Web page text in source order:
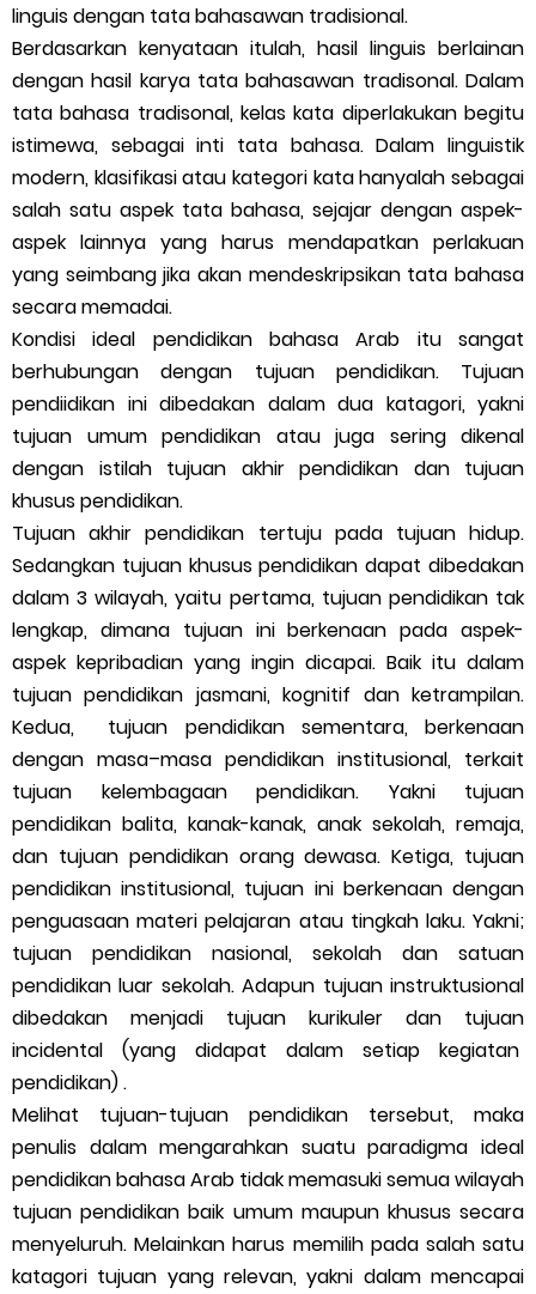
linguis dengan tata bahasawan tradisional.
Berdasarkan kenyataan itulah, hasil linguis berlainan
dengan hasil karya tata bahasawan tradisonal. Dalam
tata bahasa tradisonal, kelas kata diperlakukan begitu
istimewa, sebagai inti tata bahasa. Dalam linguistik
modern, klasifikasi atau kategori kata hanyalah sebagai
salah satu aspek tata bahasa, sejajar dengan aspek-
aspek lainnya yang harus mendapatkan perlakuan
yang seimbang jika akan mendeskripsikan tata bahasa
secara memadai.
Kondisi ideal pendidikan bahasa Arab itu sangat
berhubungan dengan tujuan pendidikan. Tujuan
pendiidikan ini dibedakan dalam dua katagori, yakni
tujuan umum pendidikan atau juga sering dikenal
dengan istilah tujuan akhir pendidikan dan tujuan
khusus pendidikan.
Tujuan akhir pendidikan tertuju pada tujuan hidup.
Sedangkan tujuan khusus pendidikan dapat dibedakan
dalam 3 wilayah, yaitu pertama, tujuan pendidikan tak
lengkap, dimana tujuan ini berkenaan pada aspek-
aspek kepribadian yang ingin dicapai. Baik itu dalam
tujuan pendidikan jasmani, kognitif dan ketrampilan.
Kedua, tujuan pendidikan sementara, berkenaan
dengan masa–masa pendidikan institusional, terkait
tujuan kelembagaan pendidikan. Yakni tujuan
pendidikan balita, kanak-kanak, anak sekolah, remaja,
dan tujuan pendidikan orang dewasa. Ketiga, tujuan
pendidikan institusional, tujuan ini berkenaan dengan
penguasaan materi pelajaran atau tingkah laku. Yakni;
tujuan pendidikan nasional, sekolah dan satuan
pendidikan luar sekolah. Adapun tujuan instruktusional
dibedakan menjadi tujuan kurikuler dan tujuan
incidental (yang didapat dalam setiap kegiatan
pendidikan) .
Melihat tujuan-tujuan pendidikan tersebut, maka
penulis dalam mengarahkan suatu paradigma ideal
pendidikan bahasa Arab tidak memasuki semua wilayah
tujuan pendidikan baik umum maupun khusus secara
menyeluruh. Melainkan harus memilih pada salah satu
katagori tujuan yang relevan, yakni dalam mencapai